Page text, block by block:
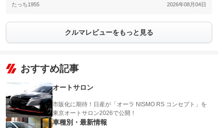
たっち1955 2026年08月04日
クルマレビューをもっと見る
おすすめ記事
オートサロン
市販化に期待！日産が「オーラ NISMO RS コンセプト」を
東京オートサロン2026で公開！
車種別・最新情報